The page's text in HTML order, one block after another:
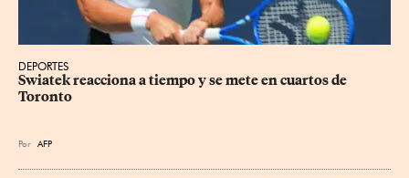
DEPORTES
Swiatek reacciona a tiempo y se mete en cuartos de
Toronto
Por AFP